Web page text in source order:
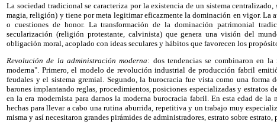
La sociedad tradicional se caracteriza por la existencia de un sistema
magia, religión) y tiene por meta legitimar eficazmente la dominación en vigor. La
o cuestiones de honor. La transformación de la dominación patrimonial
secularización (religión protestante, calvinista) que genera una visión del
obligación moral, acoplado con ideas seculares y hábitos que favorecen los
Revolución de la administración moderna: dos tendencias se combinaron en
moderna". Primero, el modelo de revolución industrial de producción fabril
feudales y el sistema gremial. Segundo, la burocracia fue vista como una forma
barones implantando reglas, procedimientos, posiciones especializadas y estratos
en la era modernista para darnos la moderna burocracia fabril. En esta edad de la
hechas para llevar a cabo una rutina aburrida, repetitiva y un trabajo muy
misma y así necesitaron grandes pirámides de administradores, estrato sobre estrato,